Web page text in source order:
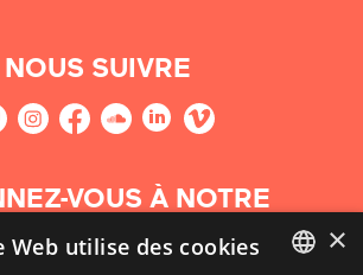
NOUS SUIVRE
VOUS À NOTRE
NEWSLETTER
×
Web utilise des cookies